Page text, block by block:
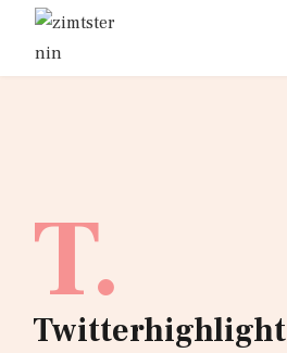
T.
Twitterhighlight